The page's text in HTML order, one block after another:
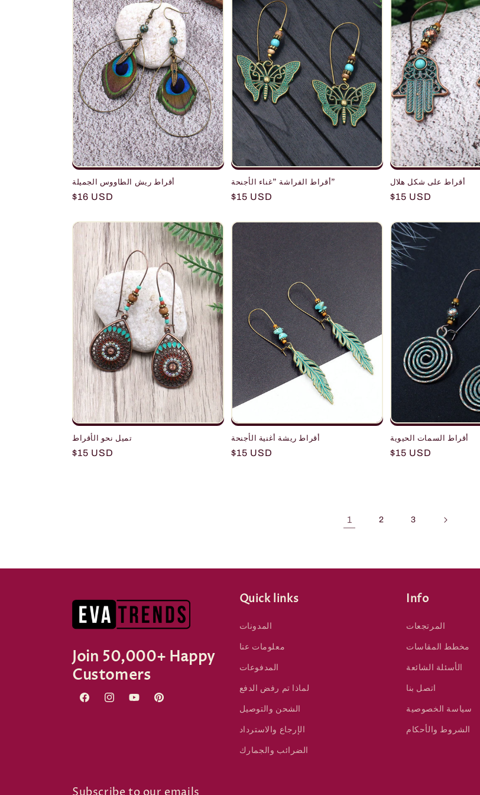
أقراط ريش الطاووس الجميلة
Regular
$16 USD
أقراط الفراشة "غناء الأجنحة"
Regular
$15 USD
أقراط على شكل هلال
Regular
$15 USD
تميل نحو الأقراط
Regular
$15 USD
أقراط ريشة أغنية الأجنحة
Regular
$15 USD
أقراط السمات الحيوية
Regular
$15 USD
1 2 3
Join 50,000+ Happy
Customers
FacebookInstagramYouTubePinterest
Quick links
المدونات
معلومات عنا
المدفوعات
لماذا تم رفض الدفع
الشحن والتوصيل
الإرجاع والاسترداد
الضرائب والجمارك
Info
المرتجعات
مخطط المقاسات
الأسئلة الشائعة
اتصل بنا
سياسة الخصوصية
الشروط والأحكام